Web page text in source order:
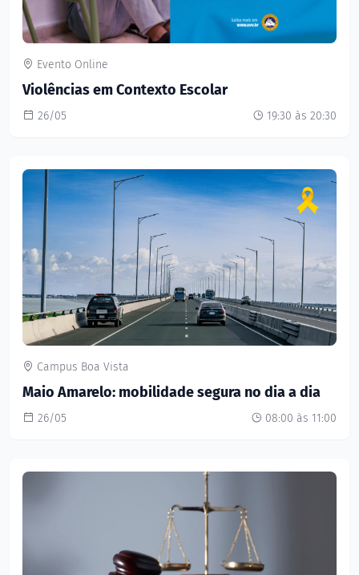
Evento Online
Violências em Contexto Escolar
26/05 19:30 às 20:30
Campus Boa Vista
Maio Amarelo: mobilidade segura no dia a dia
26/05 08:00 às 11:00